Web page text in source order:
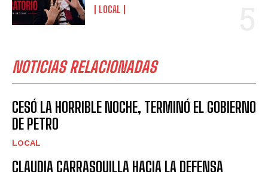
LOCAL
NOTICIAS RELACIONADAS
CESÓ LA HORRIBLE NOCHE, TERMINÓ EL GOBIERNO
DE PETRO
LOCAL
CLAUDIA CARRASQUILLA HACIA LA DEFENSA